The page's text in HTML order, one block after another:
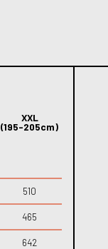
XXL
(195-205cm)
510
465
642